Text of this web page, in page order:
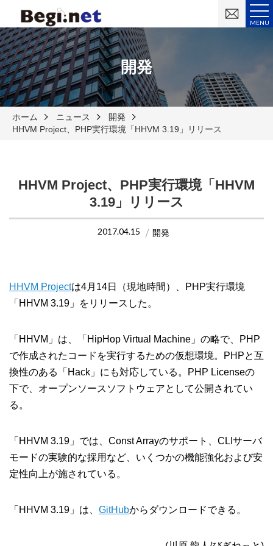
MENU
い
開発
ホーム ニュース
開発
HHVM Project、PHP実行環境「HHVM 3.19」リリース
HHVM Project、PHP実行環境「HHVM
3.19」リリース
2017.04.15 開発
HHVM Projectは4月14日（現地時間）、PHP実行環境
「HHVM 3.19」をリリースした。
「HHVM」は、「HipHop Virtual Machine」の略で、PHP
で作成されたコードを実行するための仮想環境。PHPと互
換性のある「Hack」にも対応している。PHP Licenseの
下で、オープンソースソフトウェアとして公開されてい
る。
「HHVM 3.19」では、Const Arrayのサポート、CLIサーバ
モードの実験的な採用など、いくつかの機能強化および安
定性向上が施されている。
「HHVM 3.19」は、 GitHubからダウンロードできる。